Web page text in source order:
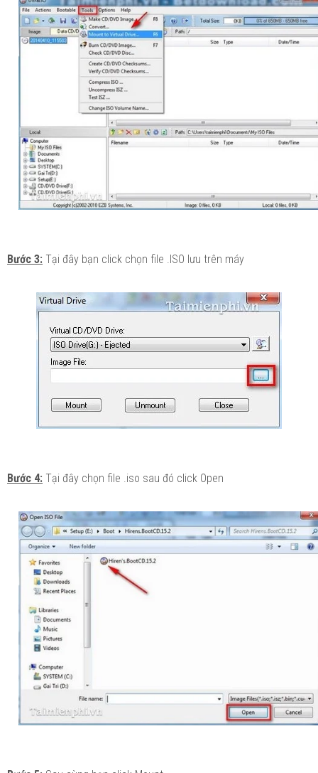
Bước 3: Tại đây bạn click chọn file .ISO lưu trên máy
Bước 4: Tại đây chọn file .iso sau đó click Open